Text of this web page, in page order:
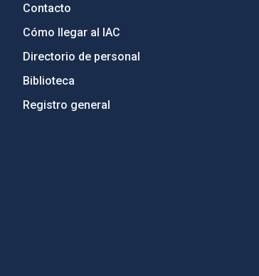
Contacto
Cómo llegar al IAC
Directorio de personal
Biblioteca
Registro general